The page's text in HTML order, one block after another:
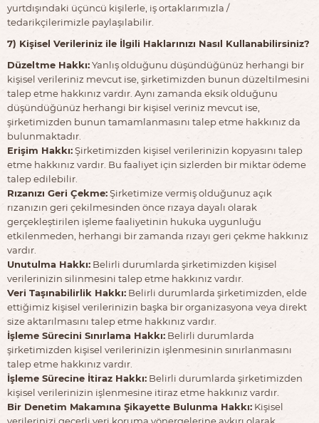
yurtdışındaki üçüncü kişilerle, iş ortaklarımızla /
tedarikçilerimizle paylaşılabilir.
7) Kişisel Verileriniz ile İlgili Haklarınızı Nasıl Kullanabilirsiniz?
Düzeltme Hakkı:Yanlış olduğunu düşündüğünüz herhangi bir
kişisel verileriniz mevcut ise, şirketimizden bunun düzeltilmesini
talep etme hakkınız vardır. Aynı zamanda eksik olduğunu
düşündüğünüz herhangi bir kişisel veriniz mevcut ise,
şirketimizden bunun tamamlanmasını talep etme hakkınız da
bulunmaktadır.
Erişim Hakkı:Şirketimizden kişisel verilerinizin kopyasını talep
etme hakkınız vardır. Bu faaliyet için sizlerden bir miktar ödeme
talep edilebilir.
Rızanızı Geri Çekme:Şirketimize vermiş olduğunuz açık
rızanızın geri çekilmesinden önce rızaya dayalı olarak
gerçekleştirilen işleme faaliyetinin hukuka uygunluğu
etkilenmeden, herhangi bir zamanda rızayı geri çekme hakkınız
vardır.
Unutulma Hakkı: Belirli durumlarda şirketimizden kişisel
verilerinizin silinmesini talep etme hakkınız vardır.
Veri Taşınabilirlik Hakkı: Belirli durumlarda şirketimizden, elde
ettiğimiz kişisel verilerinizin başka bir organizasyona veya direkt
size aktarılmasını talep etme hakkınız vardır.
İşleme Sürecini Sınırlama Hakkı: Belirli durumlarda
şirketimizden kişisel verilerinizin işlenmesinin sınırlanmasını
talep etme hakkınız vardır.
İşleme Sürecine İtiraz Hakkı: Belirli durumlarda şirketimizden
kişisel verilerinizin işlenmesine itiraz etme hakkınız vardır.
Bir Denetim Makamına Şikayette Bulunma Hakkı: Kişisel
verilerinizi geçerli veri koruma yönergelerine aykırı olarak